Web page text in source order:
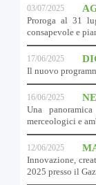
03/07/2025
Proroga al 31
consapevole e
17/06/2025
Il nuovo
16/06/2025
Una
merceologici e
12/06/2025
Innovazione,
2025 presso il